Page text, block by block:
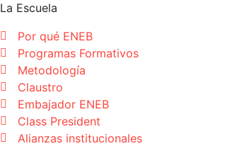
La Escuela
Por qué ENEB
Programas Formativos
Metodología
Claustro
Embajador ENEB
Class President
Alianzas institucionales